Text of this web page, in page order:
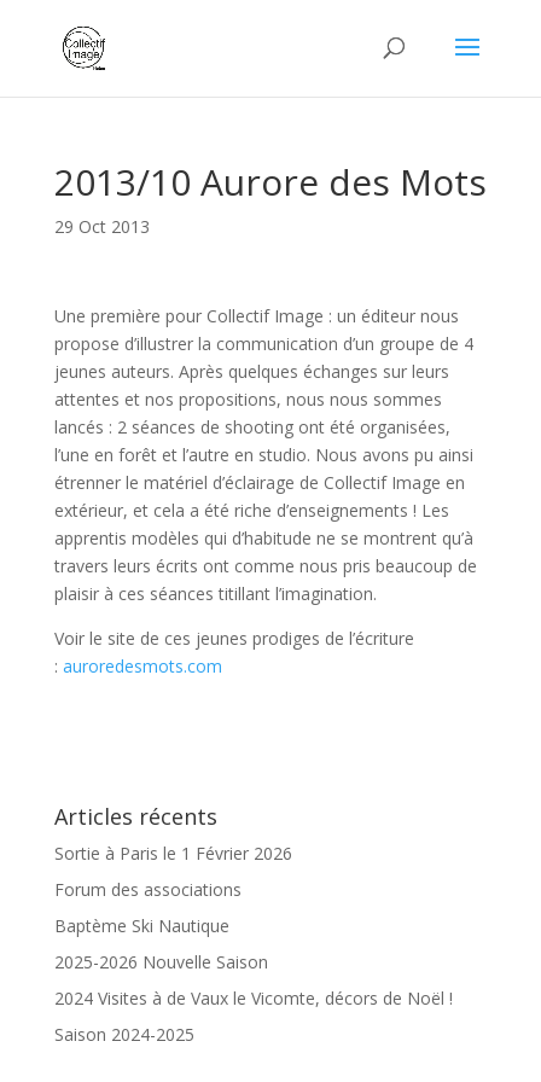
2013/10 Aurore des Mots
29 Oct 2013
Une première pour Collectif Image : un éditeur nous
propose d’illustrer la communication d’un groupe de 4
jeunes auteurs. Après quelques échanges sur leurs
attentes et nos propositions, nous nous sommes
lancés : 2 séances de shooting ont été organisées,
l’une en forêt et l’autre en studio. Nous avons pu ainsi
étrenner le matériel d’éclairage de Collectif Image en
extérieur, et cela a été riche d’enseignements ! Les
apprentis modèles qui d’habitude ne se montrent qu’à
travers leurs écrits ont comme nous pris beaucoup de
plaisir à ces séances titillant l’imagination.
Voir le site de ces jeunes prodiges de l’écriture
: auroredesmots.com
Articles récents
Sortie à Paris le 1 Février 2026
Forum des associations
Baptème Ski Nautique
2025-2026 Nouvelle Saison
2024 Visites à de Vaux le Vicomte, décors de Noël !
Saison 2024-2025